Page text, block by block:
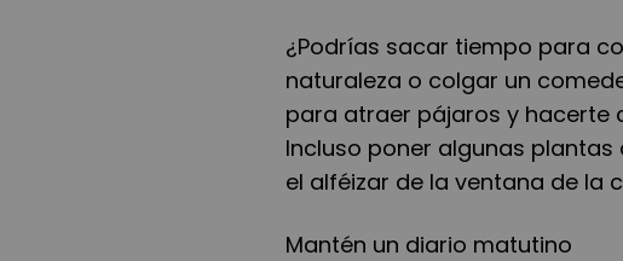
¿Podrías sacar tiempo para
naturaleza o colgar un
para atraer pájaros y hacerte
Incluso poner algunas
el alféizar de la ventana de la
Mantén un diario matutino